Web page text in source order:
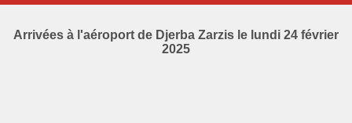
Arrivées à l'aéroport de Djerba Zarzis le lundi 24 février
2025